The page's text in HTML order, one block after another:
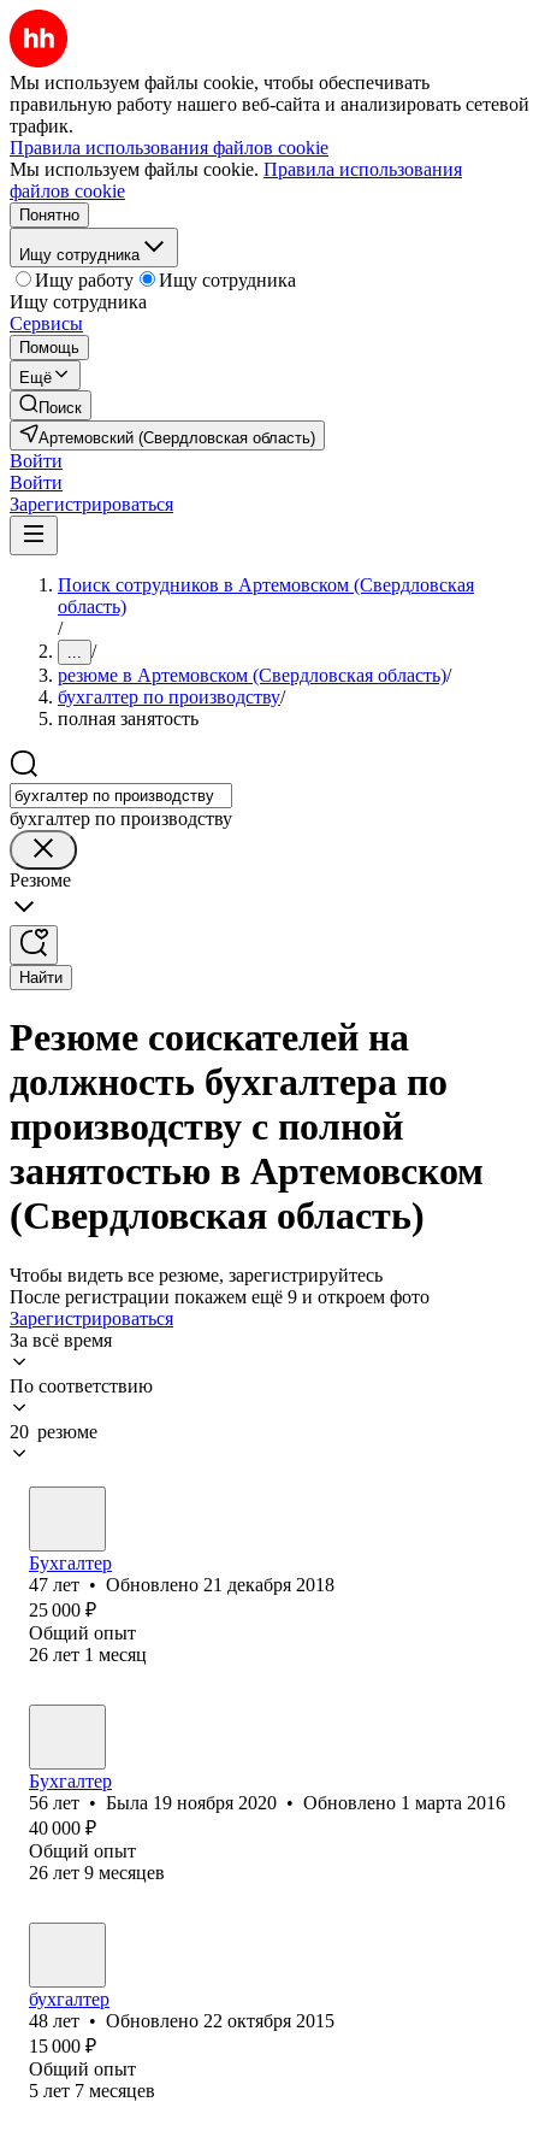
Мы используем файлы cookie, чтобы обеспечивать
правильную работу нашего веб-сайта и анализировать сетевой
трафик.
Правила использования файлов cookie
Мы используем файлы cookie. Правила использования
файлов cookie
Понятно
Ищу сотрудника
Ищу работу
Ищу сотрудника
Ищу сотрудника
Сервисы
Помощь
Ещё
Поиск
Артемовский (Свердловская область)
Войти
Войти
Зарегистрироваться
Поиск сотрудников в Артемовском (Свердловская
область)
/
... /
резюме в Артемовском (Свердловская область)/
бухгалтер по производству/
полная занятость
бухгалтер по производству
Резюме
Найти
Резюме соискателей на
должность бухгалтера по
производству с полной
занятостью в Артемовском
(Свердловская область)
Чтобы видеть все резюме, зарегистрируйтесь
После регистрации покажем ещё 9 и откроем фото
Зарегистрироваться
За всё время
По соответствию
20 резюме
Бухгалтер
47 лет • Обновлено 21 декабря 2018
25 000 ₽
Общий опыт
26 лет 1 месяц
Бухгалтер
56 лет • Была 19 ноября 2020 • Обновлено 1 марта 2016
40 000 ₽
Общий опыт
26 лет 9 месяцев
бухгалтер
48 лет • Обновлено 22 октября 2015
15 000 ₽
Общий опыт
5 лет 7 месяцев